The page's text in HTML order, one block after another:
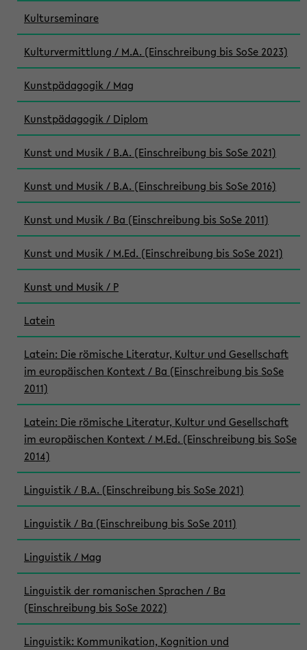
Kulturseminare
Kulturvermittlung / M.A. (Einschreibung bis SoSe 2023)
Kunstpädagogik / Mag
Kunstpädagogik / Diplom
Kunst und Musik / B.A. (Einschreibung bis SoSe 2021)
Kunst und Musik / B.A. (Einschreibung bis SoSe 2016)
Kunst und Musik / Ba (Einschreibung bis SoSe 2011)
Kunst und Musik / M.Ed. (Einschreibung bis SoSe 2021)
Kunst und Musik / P
Latein
Latein: Die römische Literatur, Kultur und Gesellschaft
im europäischen Kontext / Ba (Einschreibung bis SoSe
2011)
Latein: Die römische Literatur, Kultur und Gesellschaft
im europäischen Kontext / M.Ed. (Einschreibung bis SoSe
2014)
Linguistik / B.A. (Einschreibung bis SoSe 2021)
Linguistik / Ba (Einschreibung bis SoSe 2011)
Linguistik / Mag
Linguistik der romanischen Sprachen / Ba
(Einschreibung bis SoSe 2022)
Linguistik: Kommunikation, Kognition und